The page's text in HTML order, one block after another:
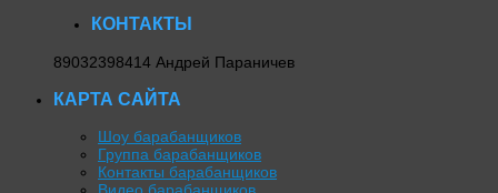
КОНТАКТЫ
89032398414 Андрей Параничев
КАРТА САЙТА
Шоу барабанщиков
Группа барабанщиков
Контакты барабанщиков